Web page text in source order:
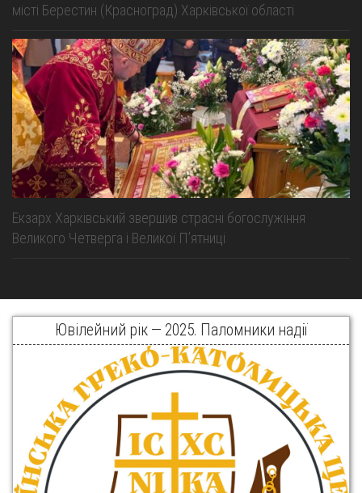
місті Берестин (Красноград) Харківської області
Екзарх Харківський звершив страсні богослужіння
Великого Четверга і Великої Пʼятниці
Ювілейний рік — 2025. Паломники надії